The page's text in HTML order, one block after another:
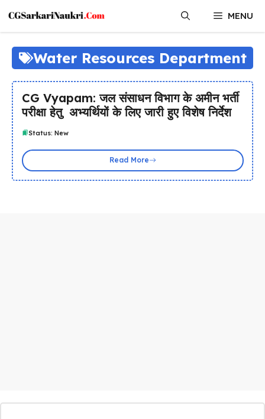
content
MENU
Water Resources Department
CG Vyapam: जल संसाधन विभाग के अमीन भर्ती
परीक्षा हेतु अभ्यर्थियों के लिए जारी हुए विशेष निर्देश
Status: New
Read More